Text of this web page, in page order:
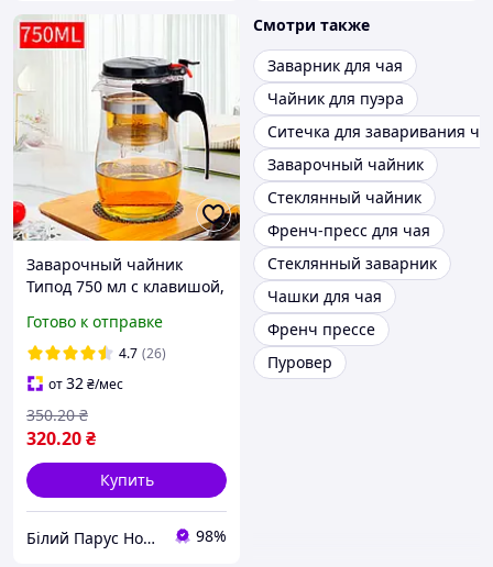
Заварочный чайник
Типод 750 мл с клавишой,
жаропрочного стекла,
чайник для заваривания
чая с фильтром
Готово к отправке
4.7 (26)
от32₴/мес
320.20₴
350.20 ₴
Купить
Білий Парус HoReCa та B2B комплексне обслуговування 98%
Смотри также
Заварник для чая
Чайник для пуэра
Ситечка для заваривания
Заварочный чайник
Стеклянный чайник
Френч-пресс для чая
Стеклянный заварник
Чашки для чая
Френч прессе
Пуровер